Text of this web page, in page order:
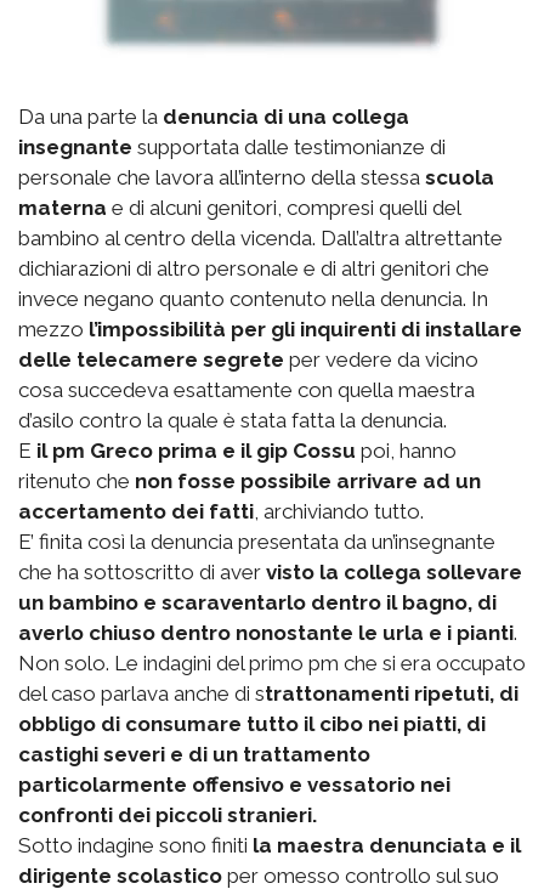
Da una parte la denuncia di una collega
insegnante supportata dalle testimonianze di
personale che lavora all’interno della stessa scuola
materna e di alcuni genitori, compresi quelli del
bambino al centro della vicenda. Dall’altra altrettante
dichiarazioni di altro personale e di altri genitori che
invece negano quanto contenuto nella denuncia. In
mezzo l’impossibilità per gli inquirenti di installare
delle telecamere segrete per vedere da vicino
cosa succedeva esattamente con quella maestra
d’asilo contro la quale è stata fatta la denuncia.
E il pm Greco prima e il gip Cossu poi, hanno
ritenuto che non fosse possibile arrivare ad un
accertamento dei fatti , archiviando tutto.
E’ finita così la denuncia presentata da un’insegnante
che ha sottoscritto di aver visto la collega sollevare
un bambino e scaraventarlo dentro il bagno, di
averlo chiuso dentro nonostante le urla e i pianti.
Non solo. Le indagini del primo pm che si era occupato
del caso parlava anche di strattonamenti ripetuti, di
obbligo di consumare tutto il cibo nei piatti, di
castighi severi e di un trattamento
particolarmente offensivo e vessatorio nei
confronti dei piccoli stranieri.
Sotto indagine sono finiti la maestra denunciata e il
dirigente scolastico per omesso controllo sul suo